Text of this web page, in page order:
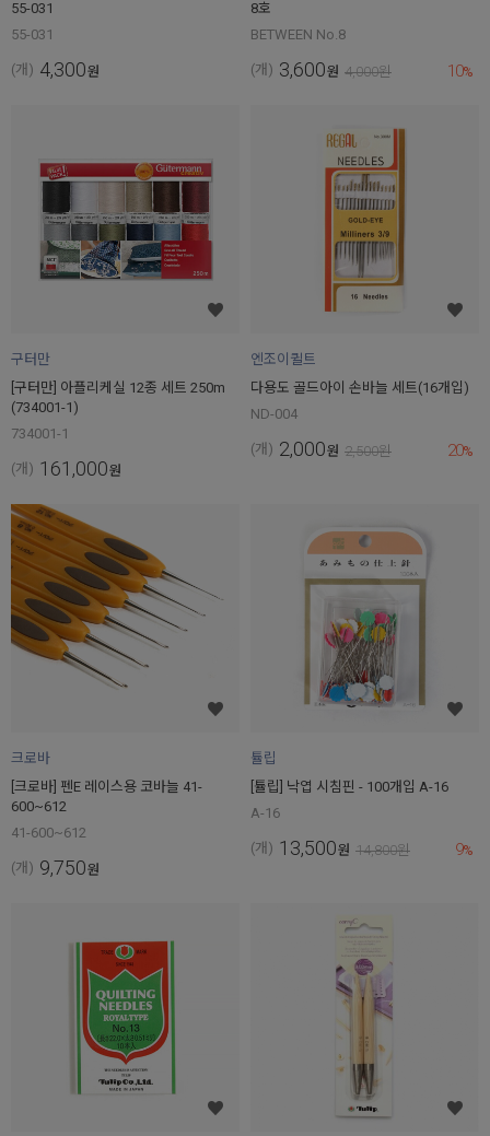
55-031
55-031
(개) 4,300원
8호
BETWEEN No.8
(개) 3,600원 4,000원 10%
구터만
[구터만] 아플리케실 12종 세트 250m
(734001-1)
734001-1
(개) 161,000원
엔조이퀼트
다용도 골드아이 손바늘 세트(16개입)
ND-004
(개) 2,000원 2,500원 20%
크로바
[크로바] 펜E 레이스용 코바늘 41-
600~612
41-600~612
(개) 9,750원
튤립
[튤립] 낙엽 시침핀 - 100개입 A-16
A-16
(개) 13,500원 14,800원 9%